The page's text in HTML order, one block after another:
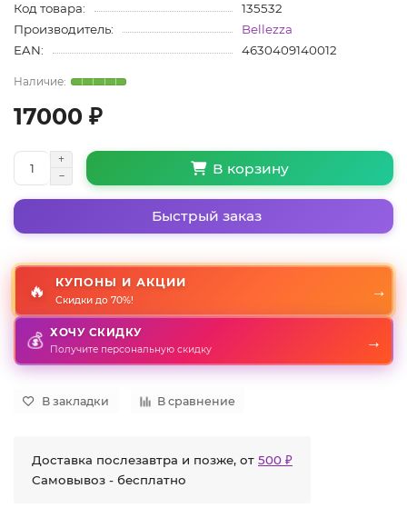
Код товара:
135532
Производитель:
Bellezza
EAN:
4630409140012
17000 ₽
В корзину
Быстрый заказ
🔥 КУПОНЫ И АКЦИИ
Скидки до 70%!
→
💰 ХОЧУ СКИДКУ
Получите персональную скидку →
В закладки В сравнение
Доставка послезавтра и позже, от 500 ₽
Самовывоз - бесплатно